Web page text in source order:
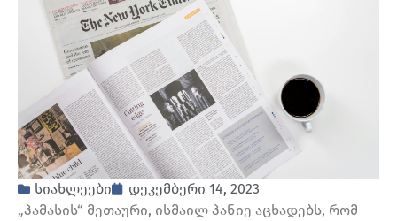
სიახლეები
დეკემბერი 14, 2023
„ჰამასის“ მეთაური, ისმაილ ჰანიე აცხადებს, რომ